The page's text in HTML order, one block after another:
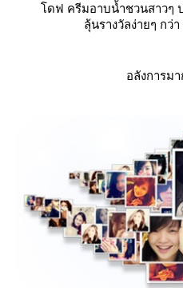
ดฟ ครีมอาบน้ำชวนสาวๆ
ลุ้นรางวัลง่ายๆ กว่
อลังการม